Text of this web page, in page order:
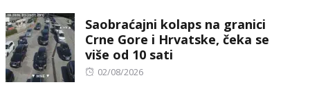
Saobraćajni kolaps na granici
Crne Gore i Hrvatske, čeka se
više od 10 sati
Posted
02/08/2026